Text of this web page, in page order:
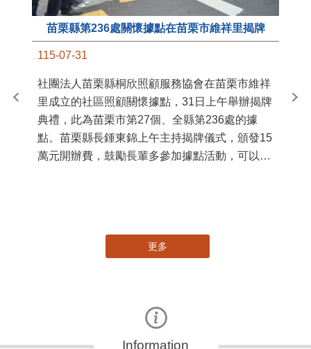
苗栗縣第236處關懷據點在苗栗市維祥里揭牌
115-07-31
社團法人苗栗縣桐欣照顧服務協會在苗栗市維祥
里成立的社區照顧關懷據點，31日上午舉辦揭牌
典禮，此為苗栗市第27個、全縣第236處的據
點。苗栗縣長鍾東錦上午主持揭牌儀式，頒發15
萬元開辦費，鼓勵長輩多參加據點活動，可以更
苗
更多